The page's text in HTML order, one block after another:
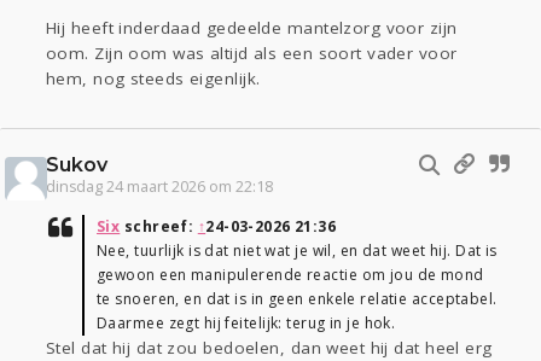
Hij heeft inderdaad gedeelde mantelzorg voor zijn
oom. Zijn oom was altijd als een soort vader voor
hem, nog steeds eigenlijk.
Sukov
dinsdag 24 maart 2026 om 22:18
Six schreef: ↑24-03-2026 21:36
Nee, tuurlijk is dat niet wat je wil, en dat weet hij. Dat is
gewoon een manipulerende reactie om jou de mond
te snoeren, en dat is in geen enkele relatie acceptabel.
Daarmee zegt hij feitelijk: terug in je hok.
Stel dat hij dat zou bedoelen, dan weet hij dat heel erg